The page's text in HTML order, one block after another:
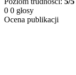
0 0 głosy
Ocena publikacji